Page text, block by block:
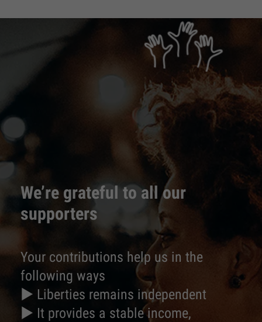
We’re grateful to all our
supporters
Your contributions help us in the
following ways
► Liberties remains independent
► It provides a stable income,